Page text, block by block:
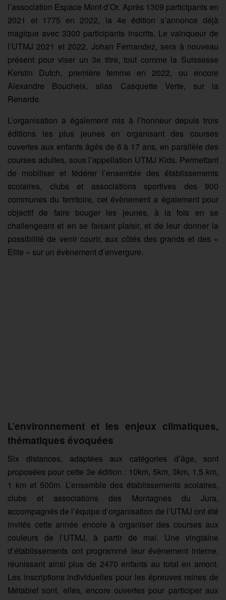
l’association Espace Mont d’Or. Après 1309 participants en
2021 et 1775 en 2022, la 4e édition s’annonce déjà
magique avec 3300 participants inscrits. Le vainqueur de
l’UTMJ 2021 et 2022, Johan Fernandez, sera à nouveau
présent pour viser un 3e titre, tout comme la Suissesse
Kerstin Dutch, première femme en 2022, ou encore
Alexandre Boucheix, alias Casquette Verte, sur la
Renarde.
L’organisation a également mis à l’honneur depuis trois
éditions les plus jeunes en organisant des courses
ouvertes aux enfants âgés de 6 à 17 ans, en parallèle des
courses adultes, sous l’appellation UTMJ Kids. Permettant
de mobiliser et fédérer l’ensemble des établissements
scolaires, clubs et associations sportives des 900
communes du territoire, cet évènement a également pour
objectif de faire bouger les jeunes, à la fois en se
challengeant et en se faisant plaisir, et de leur donner la
possibilité de venir courir, aux côtés des grands et des «
Elite » sur un évènement d’envergure.
L’environnement et les enjeux climatiques,
thématiques évoquées
Six distances, adaptées aux catégories d’âge, sont
proposées pour cette 3e édition : 10km, 5km, 3km, 1,5 km,
1 km et 500m. L’ensemble des établissements scolaires,
clubs et associations des Montagnes du Jura,
accompagnés de l’équipe d’organisation de l’UTMJ ont été
invités cette année encore à organiser des courses aux
couleurs de l’UTMJ, à partir de mai. Une vingtaine
d’établissements ont programmé leur évènement interne,
réunissant ainsi plus de 2470 enfants au total en amont.
Les inscriptions individuelles pour les épreuves reines de
Métabief sont, elles, encore ouvertes pour participer aux